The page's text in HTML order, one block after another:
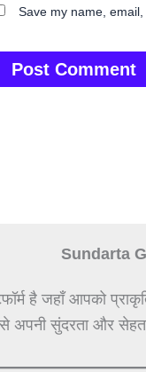
Save my name,
Sundarta
है जहाँ आपको
अपनी सुंदरता और सेहत